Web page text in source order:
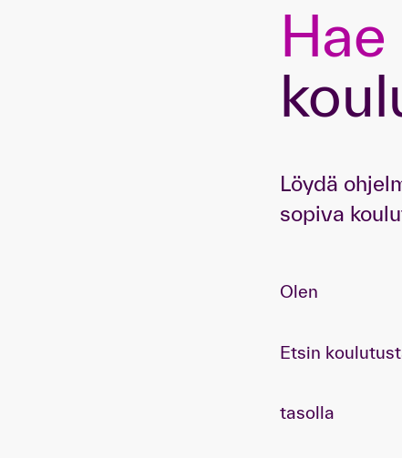
Löydä
sopiva
Olen
Etsin
tasolla